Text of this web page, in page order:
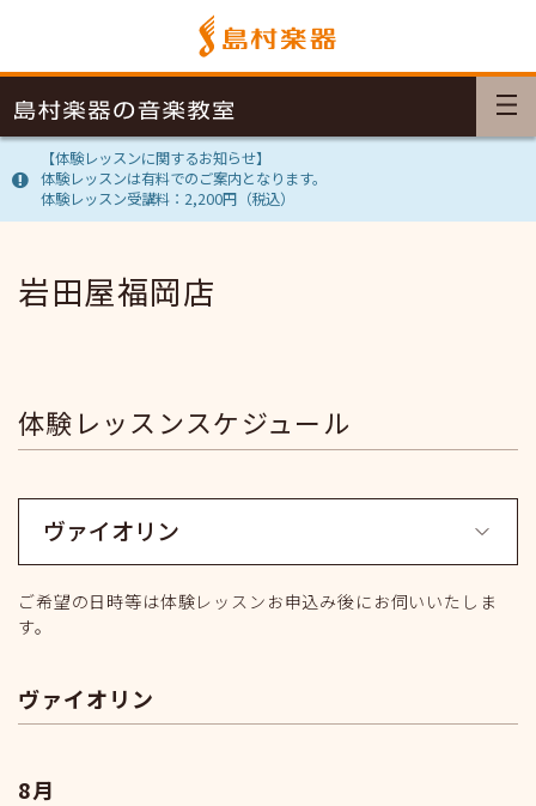
【体験レッスンに関するお知らせ】
体験レッスンは有料でのご案内となります。
体験レッスン受講料：2,200円（税込）
岩田屋福岡店
体験レッスンスケジュール
ご希望の日時等は体験レッスンお申込み後にお伺いいたしま
す。
ヴァイオリン
8月